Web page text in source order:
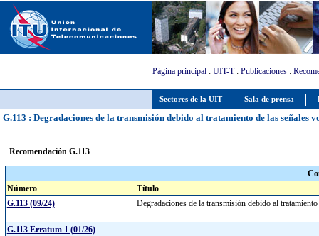
Sectores de la UIT Sala de prensa
Página principal : UIT-T: Publicaciones :
G.113 : Degradaciones de la transmisión debido al tratamiento de las señales
Recomendación G.113
Número
Título
G.113 (09/24)
Degradaciones de la transmisión debido al
G.113 Erratum 1 (01/26)